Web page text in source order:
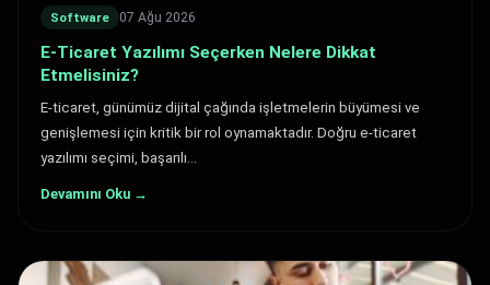
Software 07 Ağu 2026
E-Ticaret Yazılımı Seçerken Nelere Dikkat
Etmelisiniz?
E-ticaret, günümüz dijital çağında işletmelerin büyümesi ve
genişlemesi için kritik bir rol oynamaktadır. Doğru e-ticaret
yazılımı seçimi, başarılı…
Devamını Oku →